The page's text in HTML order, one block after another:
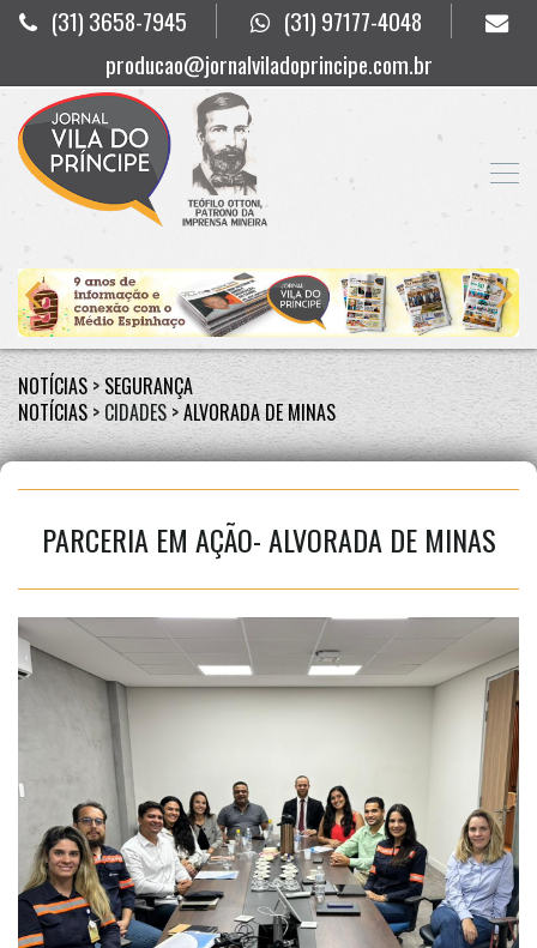
(31) 3658-7945
(31) 97177-4048
producao@jornalviladoprincipe.com.br
NOTÍCIAS > SEGURANÇA
NOTÍCIAS > CIDADES >ALVORADA DE MINAS
PARCERIA EM AÇÃO- ALVORADA DE MINAS